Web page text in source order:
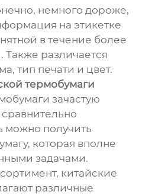
немного дороже,
на этикетке
в течение более
Также различается
тип печати и цвет.
термобумаги
зачастую
можно получить
которая вполне
задачами.
китайские
различные